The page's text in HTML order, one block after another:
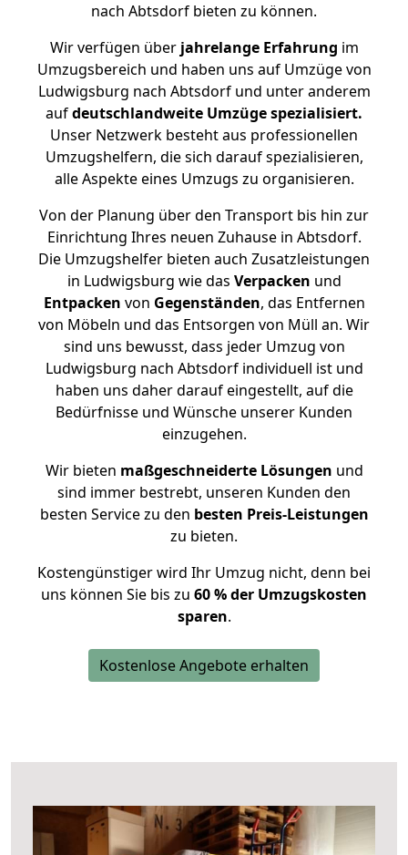
nach Abtsdorf bieten zu können.
Wir verfügen überjahrelange Erfahrung im
Umzugsbereich und haben uns auf Umzüge von
Ludwigsburg nach Abtsdorf und unter anderem
aufdeutschlandweite Umzüge spezialisiert.
Unser Netzwerk besteht aus professionellen
Umzugshelfern, die sich darauf spezialisieren,
alle Aspekte eines Umzugs zu organisieren.
Von der Planung über den Transport bis hin zur
Einrichtung Ihres neuen Zuhause in Abtsdorf.
Die Umzugshelfer bieten auch Zusatzleistungen
in Ludwigsburg wie das Verpacken und
Entpacken von Gegenständen, das Entfernen
von Möbeln und das Entsorgen von Müll an. Wir
sind uns bewusst, dass jeder Umzug von
Ludwigsburg nach Abtsdorf individuell ist und
haben uns daher darauf eingestellt, auf die
Bedürfnisse und Wünsche unserer Kunden
einzugehen.
Wir bieten maßgeschneiderte Lösungen und
sind immer bestrebt, unseren Kunden den
besten Service zu den besten Preis-Leistungen
zu bieten.
Kostengünstiger wird Ihr Umzug nicht, denn bei
uns können Sie bis zu 60 % der Umzugskosten
sparen.
Kostenlose Angebote erhalten